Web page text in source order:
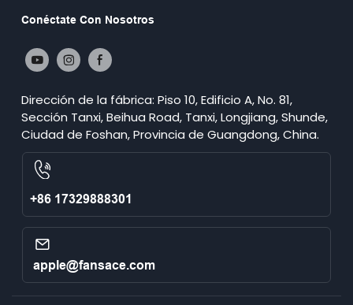
Conéctate Con Nosotros
Dirección de la fábrica: Piso 10, Edificio A, No. 81,
Sección Tanxi, Beihua Road, Tanxi, Longjiang, Shunde,
Ciudad de Foshan, Provincia de Guangdong, China.
+86 17329888301
apple@fansace.com